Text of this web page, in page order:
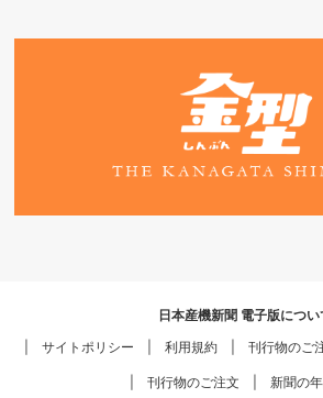
日本産機新聞 電子版につい
サイトポリシー
利用規約 刊行物のご
刊行物のご注文 新聞の